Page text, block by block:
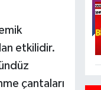
etkilidir.
çantaları